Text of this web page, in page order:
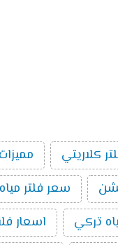
كلاريتي
سعر فلتر مياه 7 مراحل
تركي
اسعار